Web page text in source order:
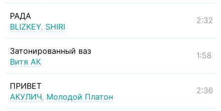
РАДА
BLIZKEY, SHIRI
2:32
Затонированный ваз
Витя АК
1:58
ПРИВЕТ
АКУЛИЧ, Молодой Платон
2:36